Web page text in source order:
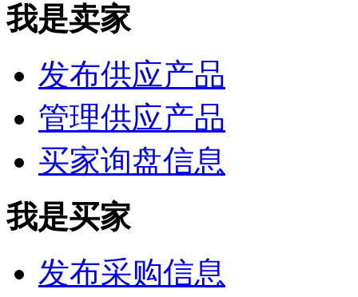
我是卖家
发布供应产品
管理供应产品
买家询盘信息
我是买家
发布采购信息